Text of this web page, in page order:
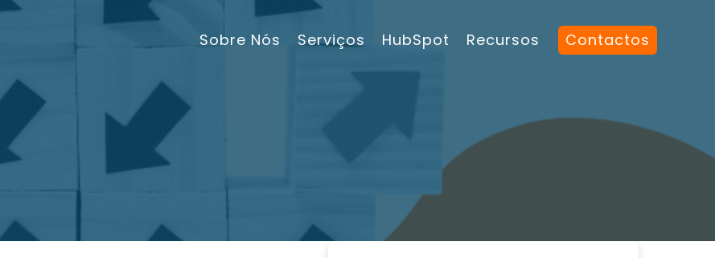
Sobre Nós Serviços HubSpot Recursos Contactos